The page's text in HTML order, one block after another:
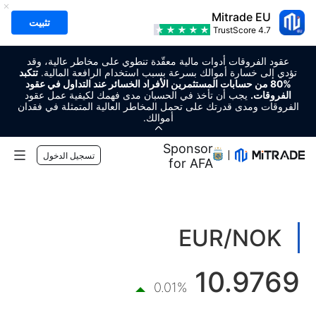
Mitrade EU
TrustScore 4.7
تثبيت
عقود الفروقات أدوات مالية معقّدة تنطوي على مخاطر عالية، وقد
تؤدي إلى خسارة أموالك بسرعة بسبب استخدام الرافعة المالية. تتكبد
%80 من حسابات المستثمرين الأفراد الخسائر عند التداول في عقود
الفروقات. يجب أن تأخذ في الحسبان مدى فهمك لكيفية عمل عقود
الفروقات ومدى قدرتك على تحمل المخاطر العالية المتمثلة في فقدان
أموالك.
Regional Sponsor
for AFA
تسجيل الدخول
الفوركس
العملات الرقمية
التداول
منصة التداول
إدارة المخاطر
أدوات السوق
التقويم الاقتصادي
التعليم
EUR/NOK
10.9769
0.01%